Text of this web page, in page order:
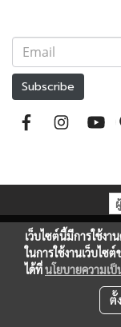
Subscribe
เว็บไซต์นี้มีการใช้ง
ในการใช้งานเว็บไซ
ได้ที่นโยบายความเ
ตั้